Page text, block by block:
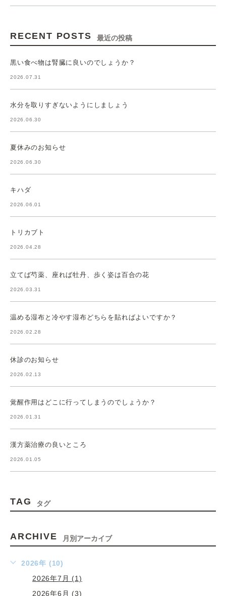
RECENT POSTS 最近の投稿
黒い食べ物は腎臓に良いのでしょうか？
2026.07.31
水分を取りすぎないようにしましょう
2026.06.30
夏休みのお知らせ
2026.06.30
キハダ
2026.06.01
トリカブト
2026.04.28
立てば芍薬、座れば牡丹、歩く姿は百合の花
2026.03.31
温める湿布と冷やす湿布どちらを貼ればよいですか？
2026.02.28
休診のお知らせ
2026.02.13
覚醒作用はどこに行ってしまうのでしょうか？
2026.01.31
漢方薬治療の良いところ
2026.01.05
TAG タグ
ARCHIVE 月別アーカイブ
2026年 (10)
2026年7月 (1)
2026年6月 (3)